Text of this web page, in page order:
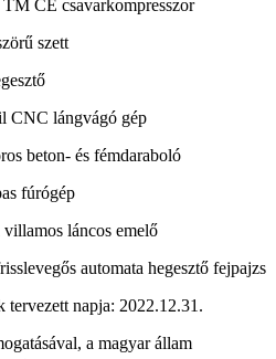
CE csavarkompresszor
szett
lángvágó gép
beton- és fémdaraboló
fúrógép
láncos emelő
automata hegesztő fejpajzs
tervezett napja: 2022.12.31.
a magyar állam